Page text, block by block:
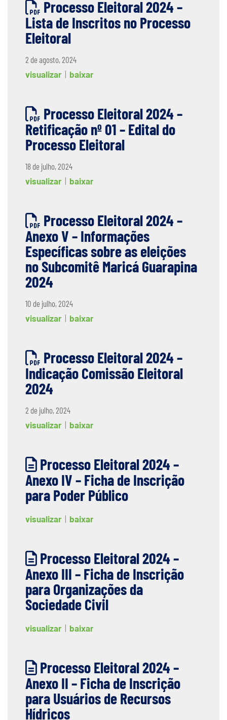
Processo Eleitoral 2024 –
Lista de Inscritos no Processo
Eleitoral
2 de agosto, 2024
visualizar
baixar
Processo Eleitoral 2024 –
Retificação nº 01 – Edital do
Processo Eleitoral
18 de julho, 2024
visualizar
baixar
Processo Eleitoral 2024 –
Anexo V – Informações
Específicas sobre as eleições
no Subcomitê Maricá Guarapina
2024
10 de julho, 2024
visualizar
baixar
Processo Eleitoral 2024 –
Indicação Comissão Eleitoral
2024
2 de julho, 2024
visualizar
baixar
Processo Eleitoral 2024 –
Anexo IV – Ficha de Inscrição
para Poder Público
visualizar baixar
Processo Eleitoral 2024 –
Anexo III – Ficha de Inscrição
para Organizações da
Sociedade Civil
visualizar baixar
Processo Eleitoral 2024 –
Anexo II – Ficha de Inscrição
para Usuários de Recursos
Hídricos